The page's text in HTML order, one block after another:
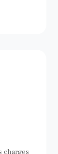
charges